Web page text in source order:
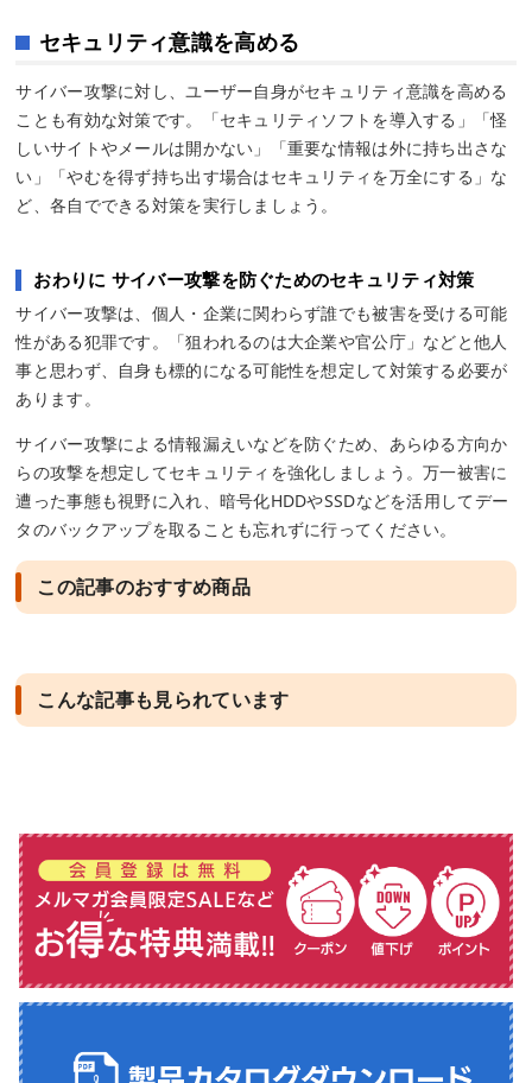
セキュリティ意識を高める
サイバー攻撃に対し、ユーザー自身がセキュリティ意識を高める
ことも有効な対策です。「セキュリティソフトを導入する」「怪
しいサイトやメールは開かない」「重要な情報は外に持ち出さな
い」「やむを得ず持ち出す場合はセキュリティを万全にする」な
ど、各自でできる対策を実行しましょう。
おわりに サイバー攻撃を防ぐためのセキュリティ対策
サイバー攻撃は、個人・企業に関わらず誰でも被害を受ける可能
性がある犯罪です。「狙われるのは大企業や官公庁」などと他人
事と思わず、自身も標的になる可能性を想定して対策する必要が
あります。
サイバー攻撃による情報漏えいなどを防ぐため、あらゆる方向か
らの攻撃を想定してセキュリティを強化しましょう。万一被害に
遭った事態も視野に入れ、暗号化HDDやSSDなどを活用してデー
タのバックアップを取ることも忘れずに行ってください。
この記事のおすすめ商品
こんな記事も見られています